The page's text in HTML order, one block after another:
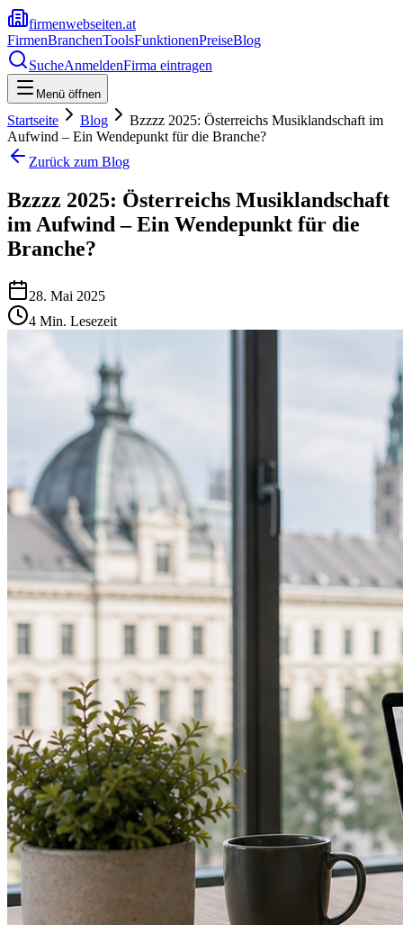
firmenwebseiten.at
FirmenBranchenToolsFunktionenPreiseBlog
SucheAnmeldenFirma eintragen
Menü öffnen
Startseite Blog
Bzzzz 2025: Österreichs Musiklandschaft im
Aufwind – Ein Wendepunkt für die Branche?
Zurück zum Blog
Bzzzz 2025: Österreichs Musiklandschaft
im Aufwind – Ein Wendepunkt für die
Branche?
28. Mai 2025
4 Min. Lesezeit